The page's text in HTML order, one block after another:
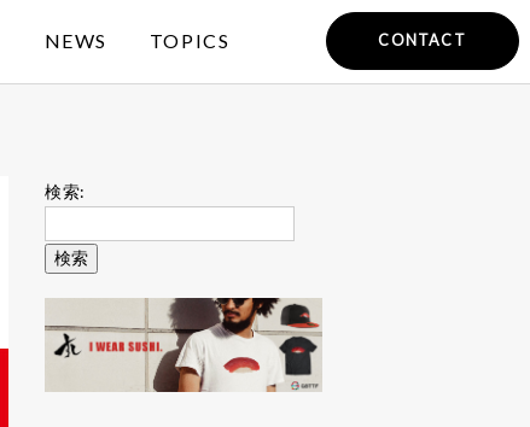
NEWS TOPICS CONTACT
検索: